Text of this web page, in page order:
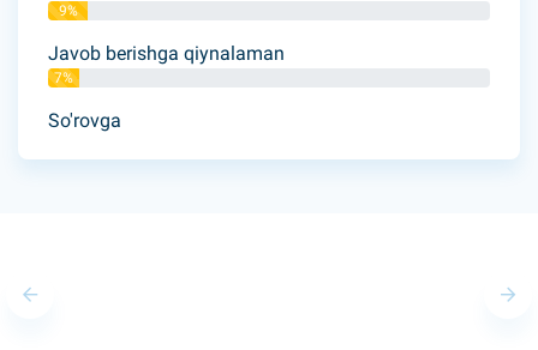
9%
Javob berishga qiynalaman
7%
So'rovga